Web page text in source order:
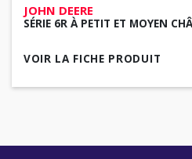
JOHN DEERE
SÉRIE 6R À PETIT ET MOYEN
VOIR LA FICHE PRODUIT